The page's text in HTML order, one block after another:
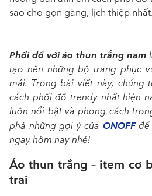
sao cho gọn gàng, lịch thiệp nhất.
Phối đồ với áo thun trắng nam
tạo nên những bộ trang phục
mái. Trong bài viết này, chúng
cách phối đồ trendy nhất hiện
luôn nổi bật và phong cách
phá những gợi ý của ONOFFđể
ngay hôm nay nhé!
Áo thun trắng – item cơ
trai